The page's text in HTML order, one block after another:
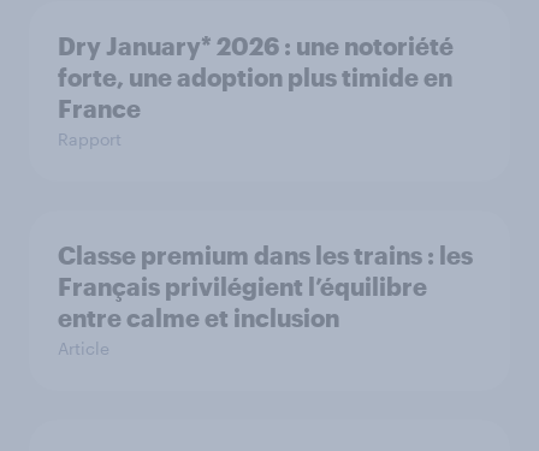
Dry January* 2026 : une notoriété
forte, une adoption plus timide en
France
Rapport
Classe premium dans les trains : les
Français privilégient l’équilibre
entre calme et inclusion
Article